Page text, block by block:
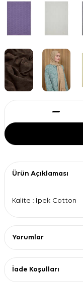
Ürün Açıklaması
Kalite : İpek Cotton
Yorumlar
İade Koşulları